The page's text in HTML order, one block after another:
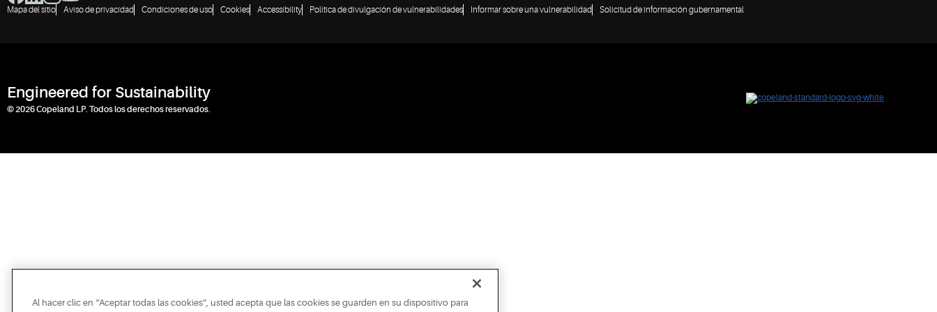
Mapa del sitio Aviso de privacidad Condiciones de uso Cookies Accessibility Política de divulgación de vulnerabilidades Informar sobre una vulnerabilidad Solicitud de información gubernamental
Engineered for Sustainability
© 2026 Copeland LP. Todos los derechos reservados.
Al hacer clic en “Aceptar todas las cookies”, usted acepta que las cookies se guarden en su dispositivo para